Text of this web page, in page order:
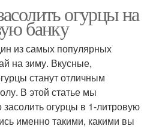
огурцы на
банку
из самых популярных
на зиму. Вкусные,
станут отличным
В этой статье мы
огурцы в 1-литровую
именно такими, какими вы